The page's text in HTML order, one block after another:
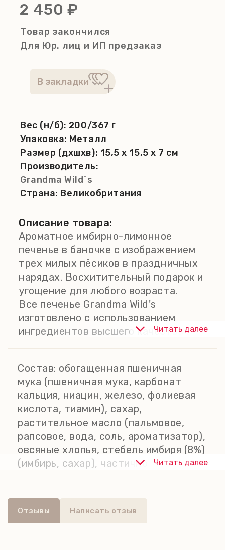
2 450 ₽
Товар закончился
Для Юр. лиц и ИП предзаказ
Вес (н/б): 200/367 г
Упаковка: Металл
Размер (дхшхв): 15,5 x 15,5 x 7 см
Производитель:
Grandma Wild`s
Страна: Великобритания
Описание товара:
Ароматное имбирно-лимонное
печенье в баночке с изображением
трех милых пёсиков в праздничных
нарядах. Восхитительный подарок и
угощение для любого возраста.
Все печенье Grandma Wild's
изготовлено с использованием
ингредиентов высшего качества в
кулинарии и с использованием
методов, переданных через четыре
поколения семьи бабушки Вайлд.
Читать далее
Состав: обогащенная пшеничная
мука (пшеничная мука, карбонат
кальция, ниацин, железо, фолиевая
кислота, тиамин), сахар,
растительное масло (пальмовое,
рапсовое, вода, соль, ароматизатор),
овсяные хлопья, стебель имбиря (8%)
(имбирь, сахар), частично
(бикарбонат натрия), кусочки ириса
Читать далее
Отзывы Написать отзыв